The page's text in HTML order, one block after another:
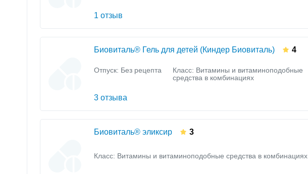
1 отзыв
Биовиталь® Гель для детей (Киндер Биовиталь) 4
Отпуск: Без рецепта Класс: Витамины и витаминоподобные
средства в комбинациях
3 отзыва
Биовиталь® эликсир 3
Класс: Витамины и витаминоподобные средства в комбинациях